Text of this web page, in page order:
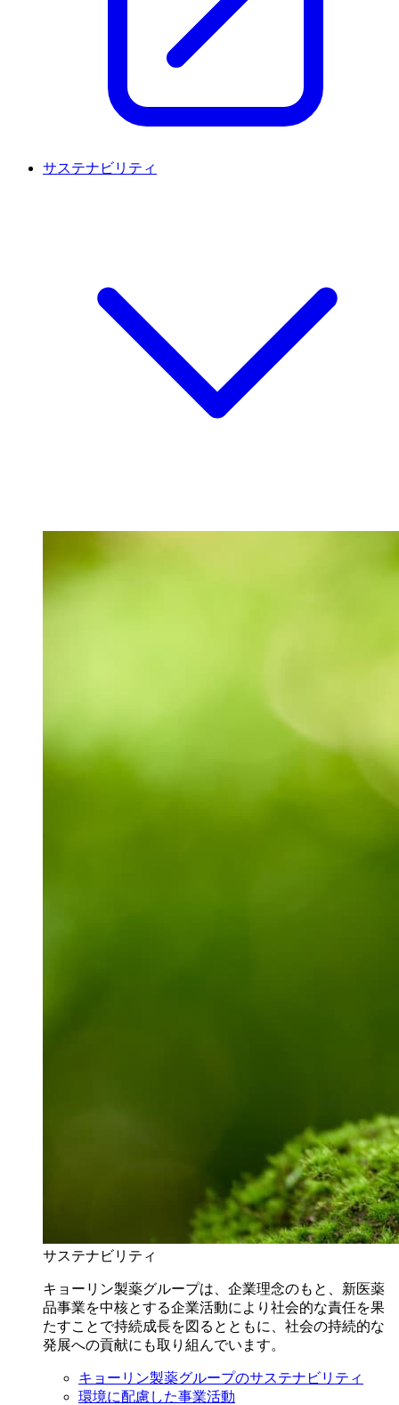
サステナビリティ
サステナビリティ
キョーリン製薬グループは、企業理念のもと、新医薬
品事業を中核とする企業活動により社会的な責任を果
たすことで持続成長を図るとともに、社会の持続的な
発展への貢献にも取り組んでいます。
キョーリン製薬グループのサステナビリティ
環境に配慮した事業活動